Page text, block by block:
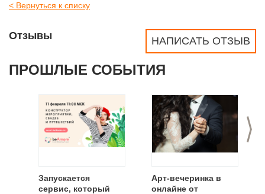
< Вернуться к списку
НАПИСАТЬ ОТЗЫВ
Отзывы
ПРОШЛЫЕ СОБЫТИЯ
>
Запускается
сервис, который
Арт-вечеринка в
онлайне от